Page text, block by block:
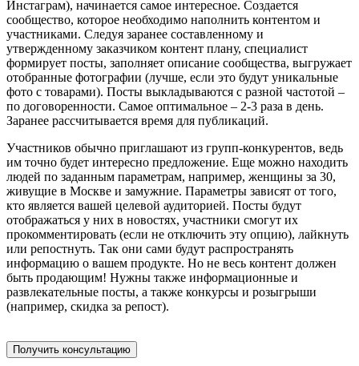
Инстаграм), начинается самое интересное. Создается
сообщество, которое необходимо наполнить контентом и
участниками. Следуя заранее составленному и
утвержденному заказчиком контент плану, специалист
формирует посты, заполняет описание сообщества, выгружает
отобранные фотографии (лучше, если это будут уникальные
фото с товарами). Посты выкладываются с разной частотой –
по договоренности. Самое оптимальное – 2-3 раза в день.
Заранее рассчитывается время для публикаций.
Участников обычно приглашают из групп-конкурентов, ведь
им точно будет интересно предложение. Еще можно находить
людей по заданным параметрам, например, женщины за 30,
живущие в Москве и замужние. Параметры зависят от того,
кто является вашей целевой аудиторией. Посты будут
отображаться у них в новостях, участники смогут их
прокомментировать (если не отключить эту опцию), лайкнуть
или репостнуть. Так они сами будут распространять
информацию о вашем продукте. Но не весь контент должен
быть продающим! Нужны также информационные и
развлекательные посты, а также конкурсы и розыгрыши
(например, скидка за репост).
Получить консультацию